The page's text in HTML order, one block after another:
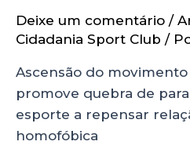
Deixe um comentário /
Cidadania Sport Club /
Ascensão do
promove quebra de
esporte a repensar
homofóbica